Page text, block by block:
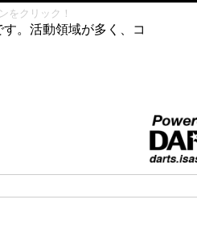
をクリック！
。活動領域が多く、コ